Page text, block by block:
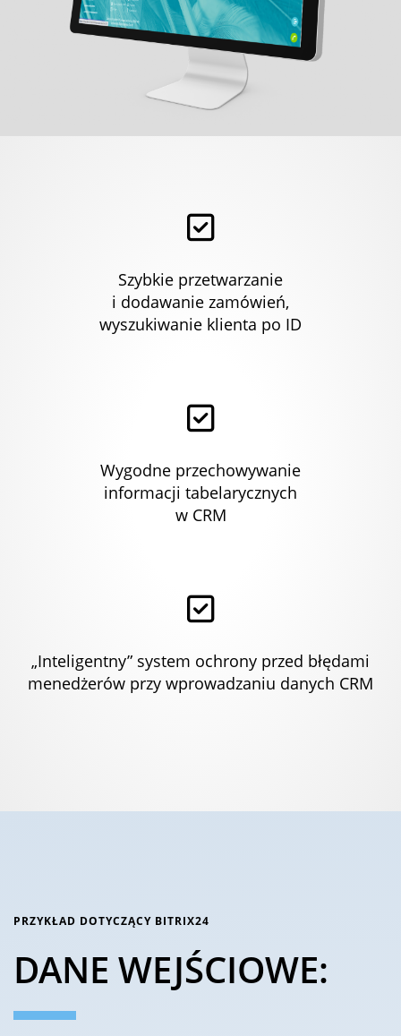
Szybkie przetwarzanie
i dodawanie zamówień,
wyszukiwanie klienta po ID
Wygodne przechowywanie
informacji tabelarycznych
w CRM
„Inteligentny” system ochrony przed błędami
menedżerów przy wprowadzaniu danych CRM
PRZYKŁAD DOTYCZĄCY BITRIX24
DANE WEJŚCIOWE: